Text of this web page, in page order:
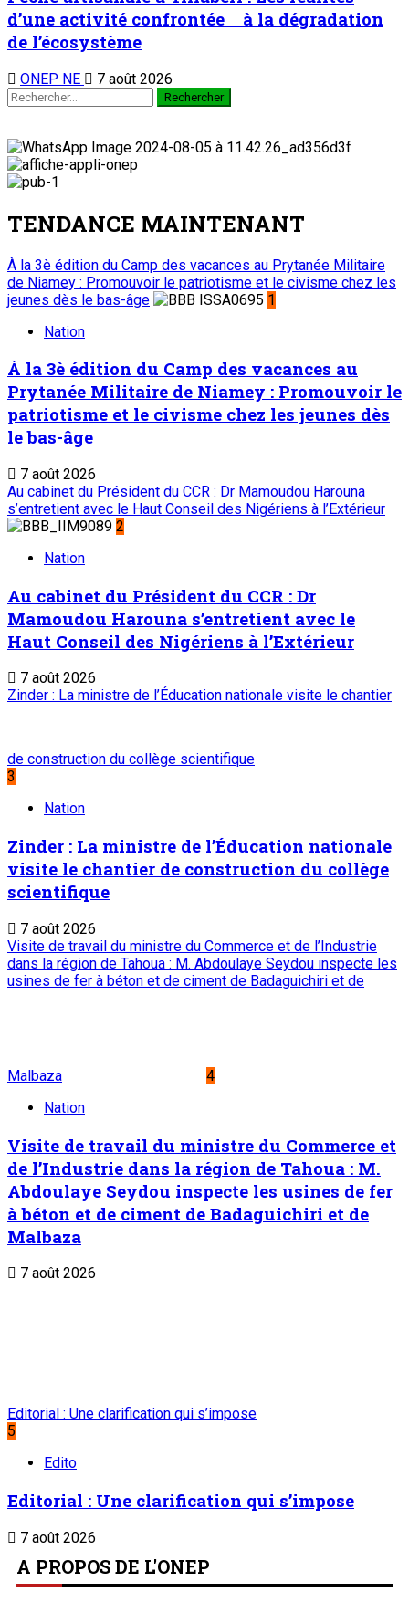
d’une activité confrontée à la dégradation
de l’écosystème
ONEP NE 7 août 2026
TENDANCE MAINTENANT
À la 3è édition du Camp des vacances au Prytanée Militaire
de Niamey : Promouvoir le patriotisme et le civisme chez les
jeunes dès le bas-âge
1
Nation
À la 3è édition du Camp des vacances au
Prytanée Militaire de Niamey : Promouvoir le
patriotisme et le civisme chez les jeunes dès
le bas-âge
7 août 2026
Au cabinet du Président du CCR : Dr Mamoudou Harouna
s’entretient avec le Haut Conseil des Nigériens à l’Extérieur
2
Nation
Au cabinet du Président du CCR : Dr
Mamoudou Harouna s’entretient avec le
Haut Conseil des Nigériens à l’Extérieur
7 août 2026
Zinder : La ministre de l’Éducation nationale visite le chantier
de construction du collège scientifique
3
Nation
Zinder : La ministre de l’Éducation nationale
visite le chantier de construction du collège
scientifique
7 août 2026
Visite de travail du ministre du Commerce et de l’Industrie
dans la région de Tahoua : M. Abdoulaye Seydou inspecte les
usines de fer à béton et de ciment de Badaguichiri et de
Malbaza
4
Nation
Visite de travail du ministre du Commerce et
de l’Industrie dans la région de Tahoua : M.
Abdoulaye Seydou inspecte les usines de fer
à béton et de ciment de Badaguichiri et de
Malbaza
7 août 2026
Editorial : Une clarification qui s’impose
5
Edito
Editorial : Une clarification qui s’impose
7 août 2026
A PROPOS DE L'ONEP